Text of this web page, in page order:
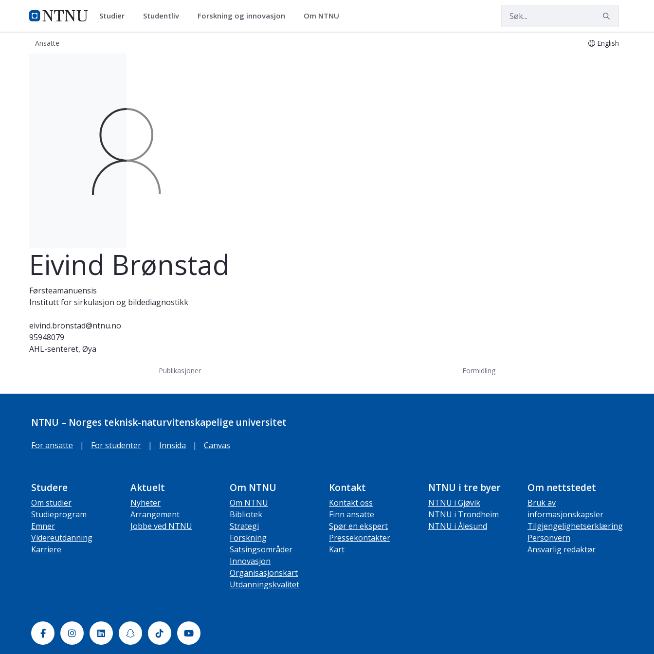
NTNU Hjemmeside
ntnu.no Studier Studentliv Forskning og innovasjon Om NTNU
Ansatte English
Eivind Brønstad
Førsteamanuensis
Institutt for sirkulasjon og bildediagnostikk
eivind.bronstad@ntnu.no
95948079
AHL-senteret, Øya
Publikasjoner Formidling
NTNU – Norges teknisk-naturvitenskapelige universitet
For ansatte | For studenter | Innsida | Canvas
Studere
Om studier
Studieprogram
Emner
Videreutdanning
Karriere
Aktuelt
Nyheter
Arrangement
Jobbe ved NTNU
Om NTNU
Om NTNU
Bibliotek
Strategi
Forskning
Satsingsområder
Innovasjon
Organisasjonskart
Utdanningskvalitet
Kontakt
Kontakt oss
Finn ansatte
Spør en ekspert
Pressekontakter
Kart
NTNU i tre byer
NTNU i Gjøvik
NTNU i Trondheim
NTNU i Ålesund
Om nettstedet
Bruk av
informasjonskapsler
Tilgjengelighetserklæring
Personvern
Ansvarlig redaktør
FacebookInstagramLinkedinSnapchatTiktok Youtube